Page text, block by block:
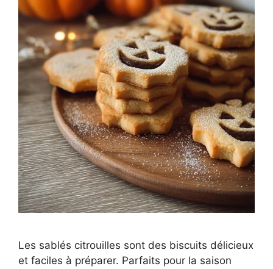
Les sablés citrouilles sont des biscuits délicieux
et faciles à préparer. Parfaits pour la saison